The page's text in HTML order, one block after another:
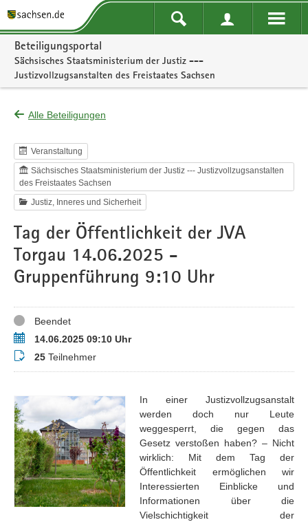
Portalnavigation
Beteiligungsportal
Sächsisches Staatsministerium der Justiz ---
Justizvollzugsanstalten des Freistaates Sachsen
Alle Beteiligungen
Veranstaltung
Sächsisches Staatsministerium der Justiz --- Justizvollzugsanstalten
des Freistaates Sachsen
Justiz, Inneres und Sicherheit
Tag der Öffentlichkeit der JVA
Torgau 14.06.2025 -
Gruppenführung 9:10 Uhr
StatusBeendet
Termin14.06.2025 09:10 Uhr
Teilnehmer
25 Teilnehmer
In einer Justizvollzugsanstalt
werden doch nur Leute
weggesperrt, die gegen das
Gesetz verstoßen haben? – Nicht
wirklich: Mit dem Tag der
Öffentlichkeit ermöglichen wir
Interessierten Einblicke und
Informationen über die
Vielschichtigkeit der